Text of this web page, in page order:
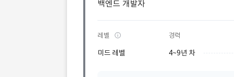
백엔드 개발자
레벨 경력
미드 레벨 4~9년 차